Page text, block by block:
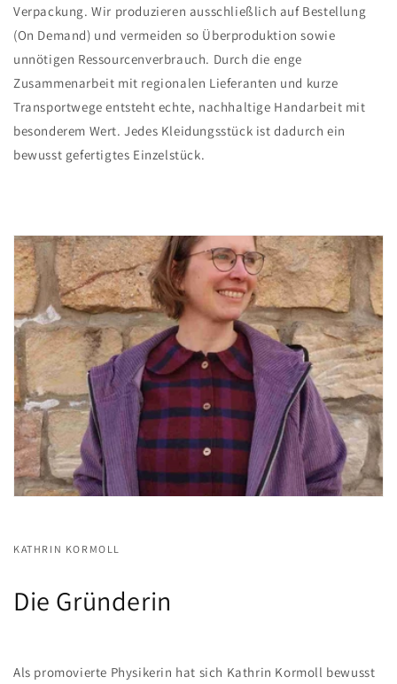
Verpackung. Wir produzieren ausschließlich auf Bestellung
(On Demand) und vermeiden so Überproduktion sowie
unnötigen Ressourcenverbrauch. Durch die enge
Zusammenarbeit mit regionalen Lieferanten und kurze
Transportwege entsteht echte, nachhaltige Handarbeit mit
besonderem Wert. Jedes Kleidungsstück ist dadurch ein
bewusst gefertigtes Einzelstück.
KATHRIN KORMOLL
Die Gründerin
Als promovierte Physikerin hat sich Kathrin Kormoll bewusst